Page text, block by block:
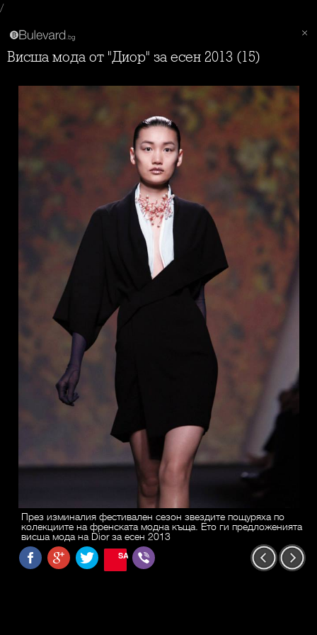
/
Висша мода от "Диор" за есен 2013 (15)
През изминалия фестивален сезон звездите пощуряха по
колекциите на френската модна къща. Ето ги предложенията
висша мода на Dior за есен 2013
SAVE